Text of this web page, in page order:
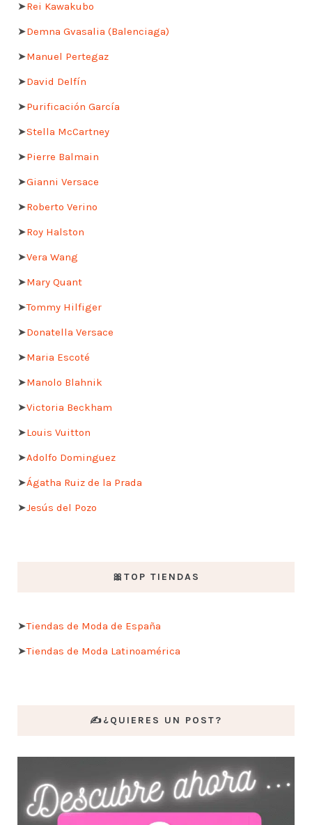
➤Rei Kawakubo
➤Demna Gvasalia (Balenciaga)
➤Manuel Pertegaz
➤David Delfín
➤Purificación García
➤Stella McCartney
➤Pierre Balmain
➤Gianni Versace
➤Roberto Verino
➤Roy Halston
➤Vera Wang
➤Mary Quant
➤Tommy Hilfiger
➤Donatella Versace
➤Maria Escoté
➤Manolo Blahnik
➤Victoria Beckham
➤Louis Vuitton
➤Adolfo Dominguez
➤Ágatha Ruiz de la Prada
➤Jesús del Pozo
🎀TOP TIENDAS
➤Tiendas de Moda de España
➤Tiendas de Moda Latinoamérica
✍️¿QUIERES UN POST?